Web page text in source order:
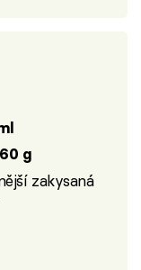
60 g
zakysaná